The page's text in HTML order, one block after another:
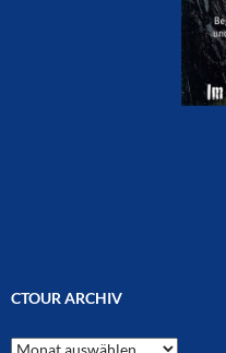
CTOUR ARCHIV
CTOUR